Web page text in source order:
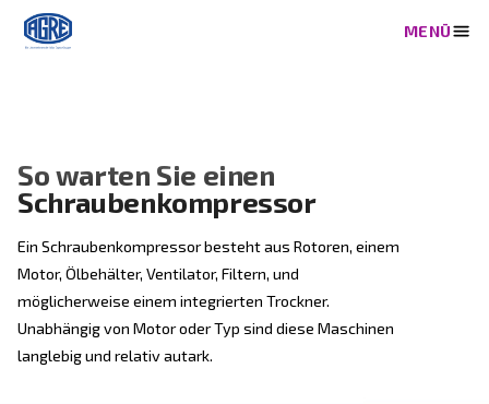
So warten Sie einen
Schraubenkompressor
Ein Schraubenkompressor besteht aus Rotoren,
Motor, Ölbehälter, Ventilator, Filtern, und